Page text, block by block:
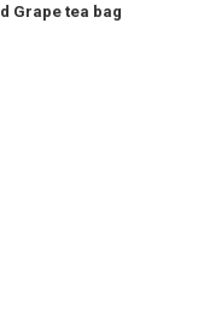
Grape tea bag